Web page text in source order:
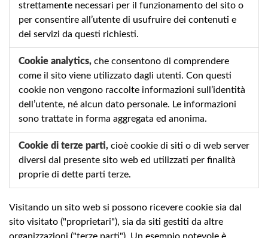
strettamente necessari per il funzionamento del sito o
per consentire all’utente di usufruire dei contenuti e
dei servizi da questi richiesti.
Cookie analytics, che consentono di comprendere
come il sito viene utilizzato dagli utenti. Con questi
cookie non vengono raccolte informazioni sull’identità
dell’utente, né alcun dato personale. Le informazioni
sono trattate in forma aggregata ed anonima.
Cookie di terze parti, cioè cookie di siti o di web server
diversi dal presente sito web ed utilizzati per finalità
proprie di dette parti terze.
Visitando un sito web si possono ricevere cookie sia dal
sito visitato ("proprietari"), sia da siti gestiti da altre